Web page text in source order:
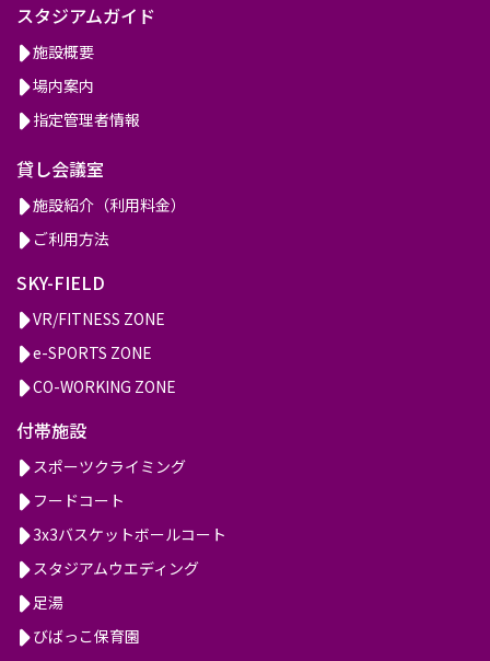
スタジアムガイド
施設概要
場内案内
指定管理者情報
貸し会議室
施設紹介（利用料金）
ご利用方法
SKY-FIELD
VR/FITNESS ZONE
e-SPORTS ZONE
CO-WORKING ZONE
付帯施設
スポーツクライミング
フードコート
3x3バスケットボールコート
スタジアムウエディング
足湯
びばっこ保育園